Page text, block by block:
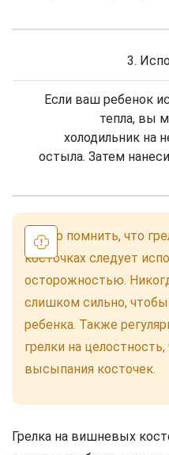
3.
Если ваш ребенок
тепла, вы
холодильник на
остыла. Затем
Важно помнить, что
косточках следует
осторожностью.
слишком сильно,
ребенка. Также
грелки на
высыпания косточек.
Грелка на вишневых